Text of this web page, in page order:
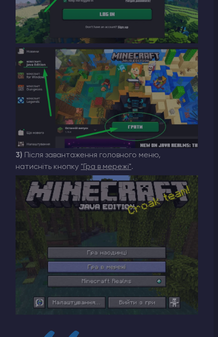
3) Після завантаження головного меню,
натисніть кнопку "Гра в мережі".